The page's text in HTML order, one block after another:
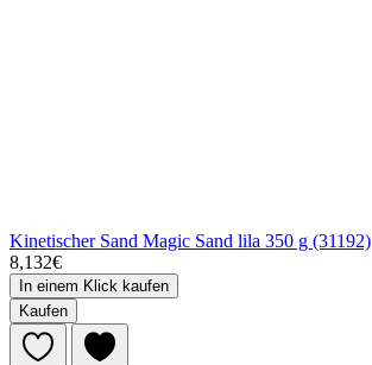
Kinetischer Sand Magic Sand lila 350 g (31192)
8,132€
In einem Klick kaufen
Kaufen